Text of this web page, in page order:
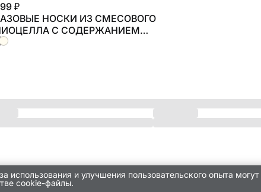
₽
НОСКИ ИЗ СМЕСОВОГО
С СОДЕРЖАНИЕМ
использования и улучшения пользовательского опыта
cookie-файлы.